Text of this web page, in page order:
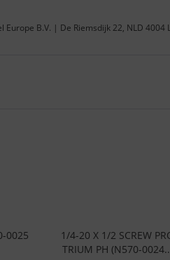
Europe B.V. | De Riemsdijk 22, NLD
0025
1/4-20 X 1/2 SCREW
TRIUM PH (N570-